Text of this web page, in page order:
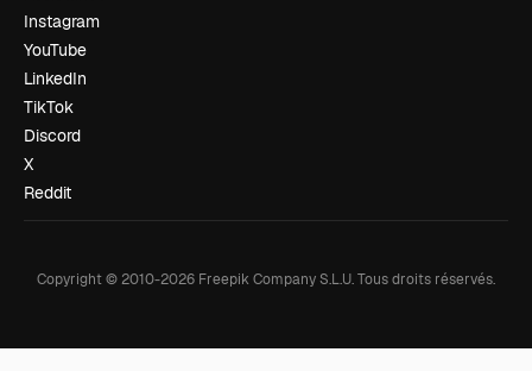
Instagram
YouTube
LinkedIn
TikTok
Discord
X
Reddit
Copyright © 2010-2026 Freepik Company S.L.U.Tous droits réservés.